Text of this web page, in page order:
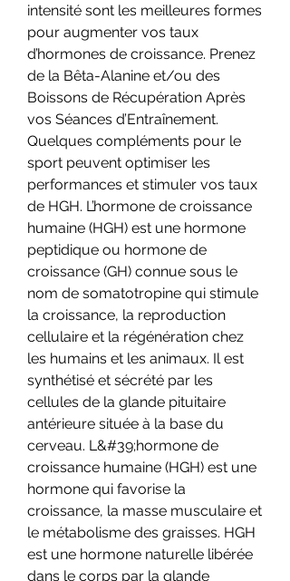
intensité sont les meilleures formes
pour augmenter vos taux
d’hormones de croissance. Prenez
de la Bêta-Alanine et/ou des
Boissons de Récupération Après
vos Séances d’Entraînement.
Quelques compléments pour le
sport peuvent optimiser les
performances et stimuler vos taux
de HGH. L’hormone de croissance
humaine (HGH) est une hormone
peptidique ou hormone de
croissance (GH) connue sous le
nom de somatotropine qui stimule
la croissance, la reproduction
cellulaire et la régénération chez
les humains et les animaux. Il est
synthétisé et sécrété par les
cellules de la glande pituitaire
antérieure située à la base du
cerveau. L&#39;hormone de
croissance humaine (HGH) est une
hormone qui favorise la
croissance, la masse musculaire et
le métabolisme des graisses. HGH
est une hormone naturelle libérée
dans le corps par la glande